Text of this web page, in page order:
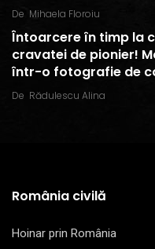
De Mihaela Floroiu
Întoarcere în timp la
cravatei de pionier!
într-o fotografie de
De Rădulescu Alina
România civilă
Hoinar prin România